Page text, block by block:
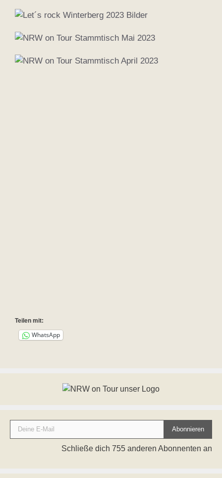
Teilen mit:
WhatsApp
Deine E-Mail
Abonnieren
Schließe dich 755 anderen Abonnenten an